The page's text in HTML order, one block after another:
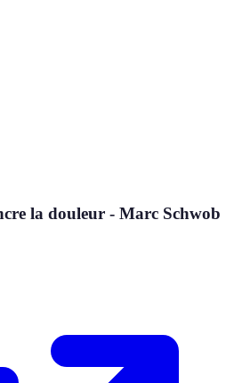
la douleur - Marc Schwob